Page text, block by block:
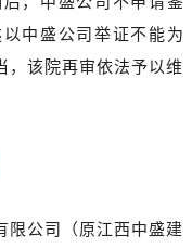
中盛公司举证不能为
，该院再审依法予以维
限公司（原江西中盛建